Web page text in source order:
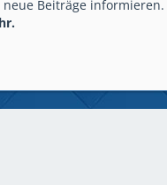
Beiträge informieren.